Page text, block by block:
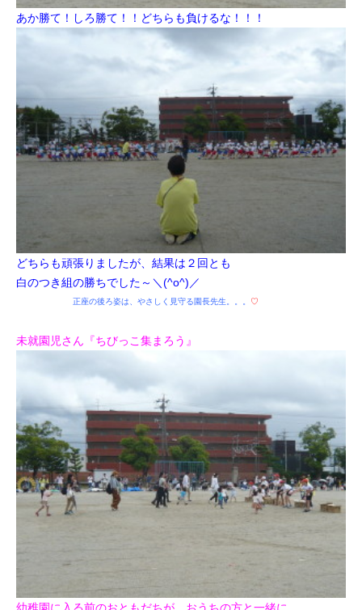
あか勝て！しろ勝て！！どちらも負けるな！！！
どちらも頑張りましたが、結果は２回とも
白のつき組の勝ちでした～＼(^o^)／
正座の後ろ姿は、やさしく見守る園長先生。。。 ♡
未就園児さん『ちびっこ集まろう』